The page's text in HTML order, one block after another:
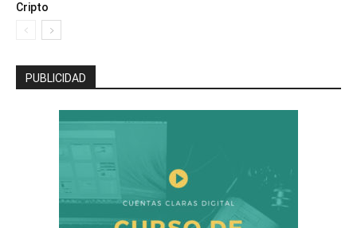
Cripto
PUBLICIDAD